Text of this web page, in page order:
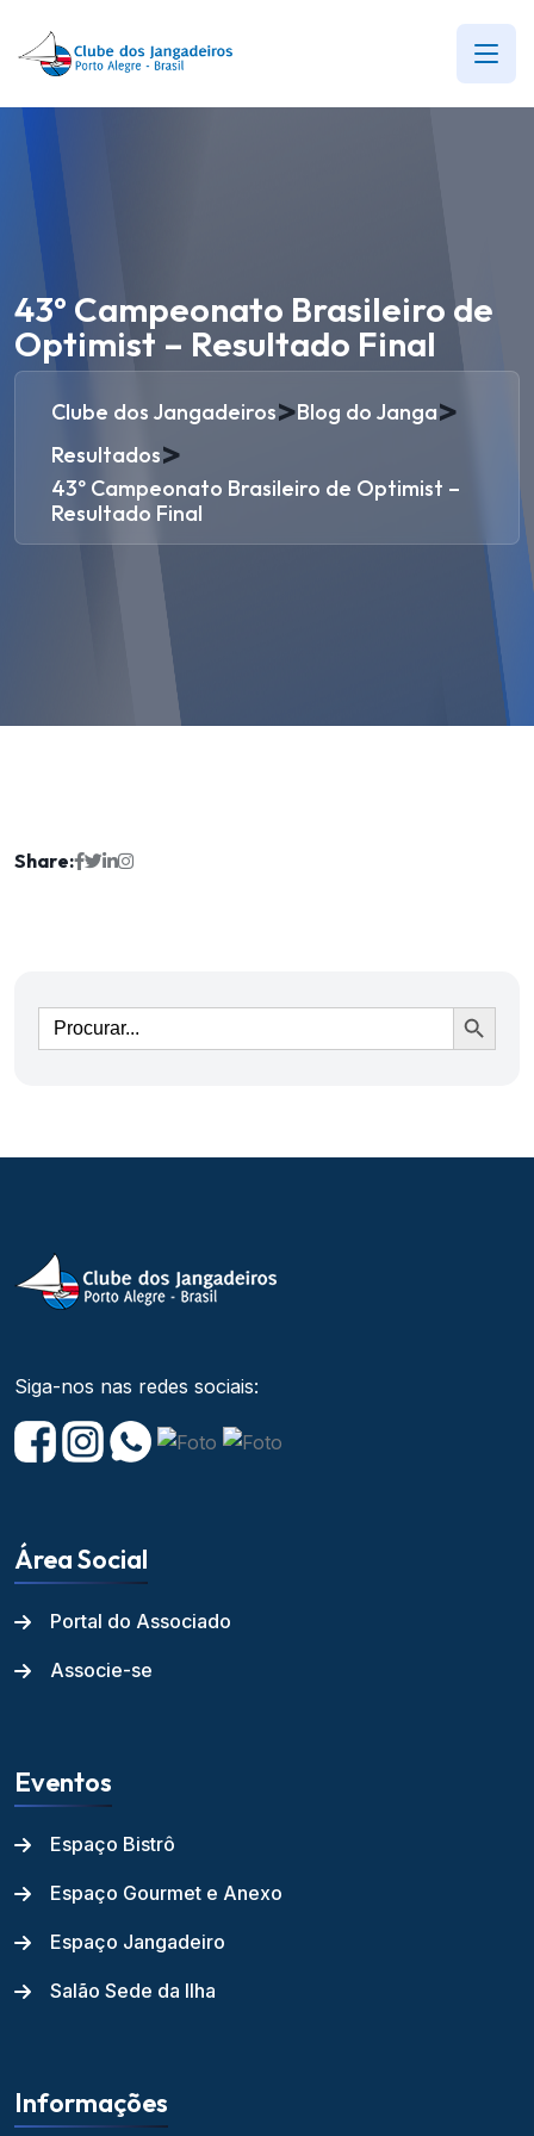
43º Campeonato Brasileiro de
Optimist – Resultado Final
Clube dos Jangadeiros>Blog do Janga>
Resultados>
43º Campeonato Brasileiro de Optimist –
Resultado Final
Share:
Ir
Siga-nos nas redes sociais:
Área Social
Portal do Associado
Associe-se
Eventos
Espaço Bistrô
Espaço Gourmet e Anexo
Espaço Jangadeiro
Salão Sede da Ilha
Informações